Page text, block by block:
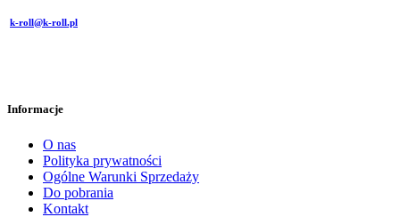
k-roll@k-roll.pl
Informacje
O nas
Polityka prywatności
Ogólne Warunki Sprzedaży
Do pobrania
Kontakt